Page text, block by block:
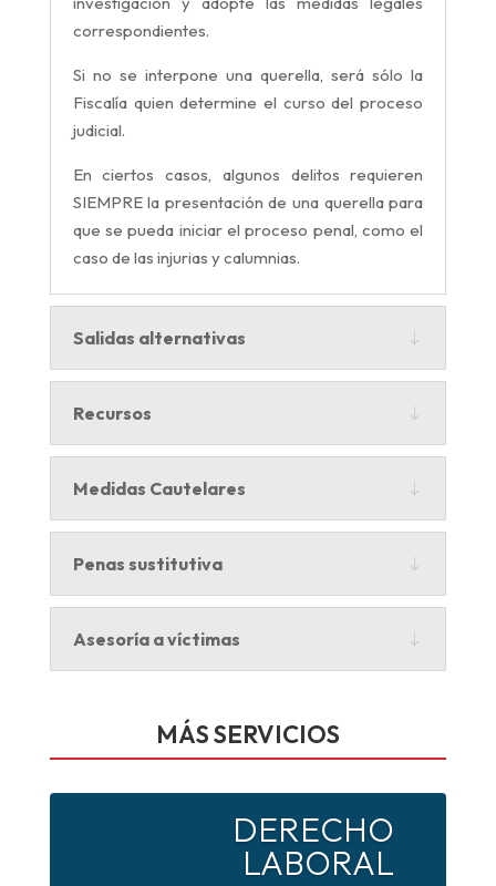
correspondientes.
Si no se interpone una querella, será sólo la
Fiscalía quien determine el curso del proceso
judicial.
En ciertos casos, algunos delitos requieren
SIEMPRE la presentación de una querella para
que se pueda iniciar el proceso penal, como el
caso de las injurias y calumnias.
Salidas alternativas
Recursos
Medidas Cautelares
Penas sustitutiva
Asesoría a víctimas
MÁS SERVICIOS
DERECHO
LABORAL